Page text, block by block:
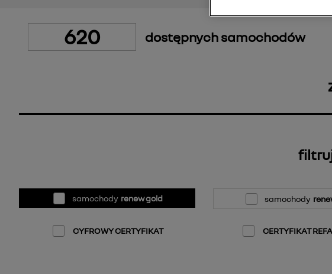
620 dostępnych samochodów
samochody renew gold samochody
CYFROWY CERTYFIKAT CERTYFIKAT